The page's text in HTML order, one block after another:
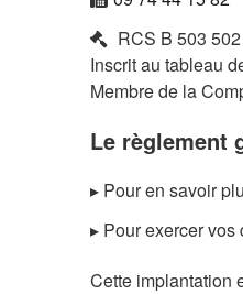
RCS B 503
Inscrit au tableau
Membre de la
Le règlement
▸ Pour en savoir
▸ Pour exercer
Cette implantation